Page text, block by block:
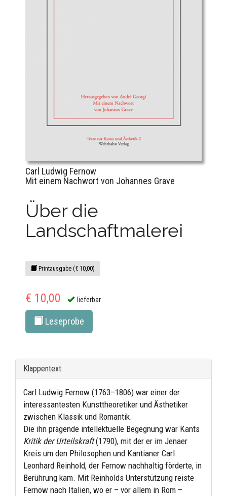
Carl Ludwig Fernow
Mit einem Nachwort von Johannes Grave
Über die
Landschaftmalerei
Printausgabe (€ 10,00)
€ 10,00 lieferbar
Leseprobe
Klappentext
Carl Ludwig Fernow (1763–1806) war einer der
interessantesten Kunsttheoretiker und Ästhetiker
zwischen Klassik und Romantik.
Die ihn prägende intellektuelle Begegnung war Kants
Kritik der Urteilskraft(1790), mit der er im Jenaer
Kreis um den Philosophen und Kantianer Carl
Leonhard Reinhold, der Fernow nachhaltig förderte, in
Berührung kam. Mit Reinholds Unterstützung reiste
Fernow nach Italien, wo er – vor allem in Rom –